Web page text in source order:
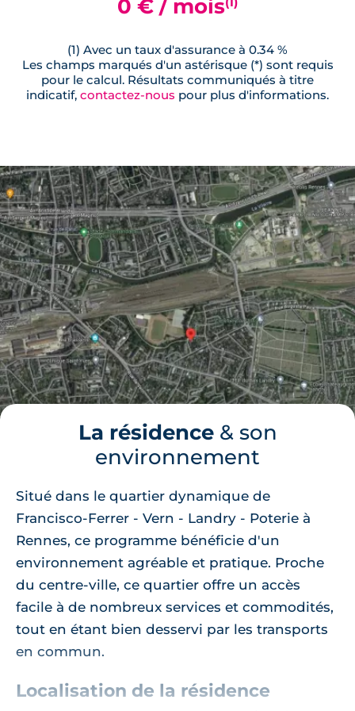
0 € / mois
(1) Avec un taux d'assurance à 0.34 %
Les champs marqués d'un astérisque (*) sont requis
pour le calcul. Résultats communiqués à titre
indicatif, contactez-nous pour plus d'informations.
La résidence& son
environnement
Situé dans le quartier dynamique de
Francisco-Ferrer - Vern - Landry - Poterie à
Rennes, ce programme bénéficie d'un
environnement agréable et pratique. Proche
du centre-ville, ce quartier offre un accès
facile à de nombreux services et commodités,
tout en étant bien desservi par les transports
en commun.
Localisation de la résidence